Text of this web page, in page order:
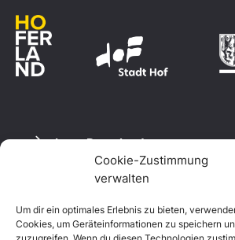
Cookie-Zustimmung
verwalten
Um dir ein optimales Erlebnis zu bieten,
Cookies, um Geräteinformationen zu speichern
Logo Download
Datenschutzerklärung
Impressum